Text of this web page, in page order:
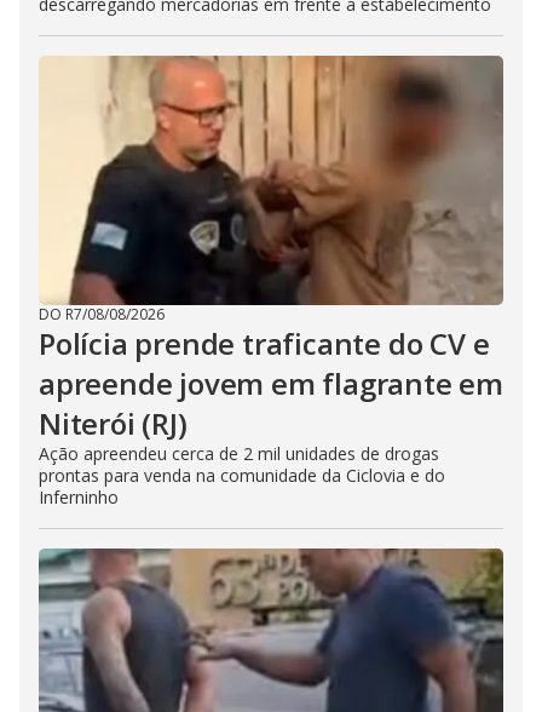
DO R7/08/08/2026
Polícia prende traficante do CV e
apreende jovem em flagrante em
Niterói (RJ)
Ação apreendeu cerca de 2 mil unidades de drogas
prontas para venda na comunidade da Ciclovia e do
Inferninho